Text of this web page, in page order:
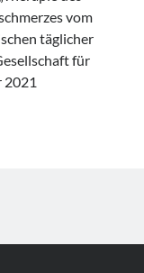
vom
täglicher
für
2021